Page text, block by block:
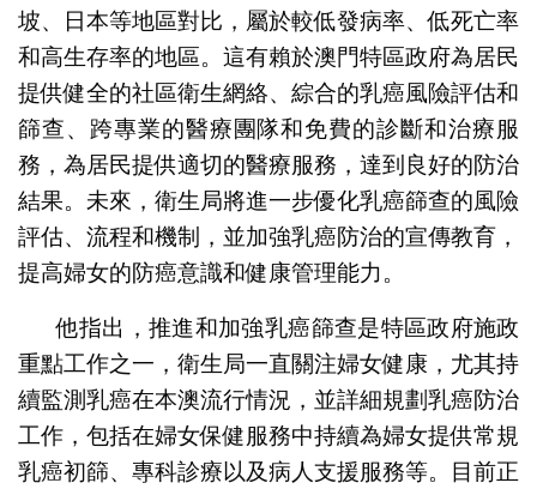
坡、日本等地區對比，屬於較低發病率、低死亡率
和高生存率的地區。這有賴於澳門特區政府為居民
提供健全的社區衛生網絡、綜合的乳癌風險評估和
篩查、跨專業的醫療團隊和免費的診斷和治療服
務，為居民提供適切的醫療服務，達到良好的防治
結果。未來，衛生局將進一步優化乳癌篩查的風險
評估、流程和機制，並加強乳癌防治的宣傳教育，
提高婦女的防癌意識和健康管理能力。
他指出，推進和加強乳癌篩查是特區政府施政
重點工作之一，衛生局一直關注婦女健康，尤其持
續監測乳癌在本澳流行情況，並詳細規劃乳癌防治
工作，包括在婦女保健服務中持續為婦女提供常規
乳癌初篩、專科診療以及病人支援服務等。目前正